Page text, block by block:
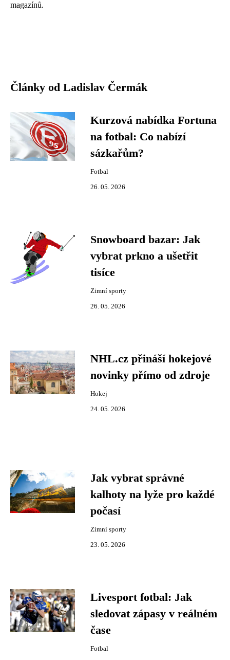
magazínů.
Články od Ladislav Čermák
Kurzová nabídka Fortuna
na fotbal: Co nabízí
sázkařům?
Fotbal
26. 05. 2026
Snowboard bazar: Jak
vybrat prkno a ušetřit
tisíce
Zimní sporty
26. 05. 2026
NHL.cz přináší hokejové
novinky přímo od zdroje
Hokej
24. 05. 2026
Jak vybrat správné
kalhoty na lyže pro každé
počasí
Zimní sporty
23. 05. 2026
Livesport fotbal: Jak
sledovat zápasy v reálném
čase
Fotbal